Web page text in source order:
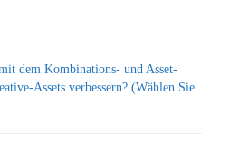
dem Kombinations- und Asset-
Assets verbessern? (Wählen Sie